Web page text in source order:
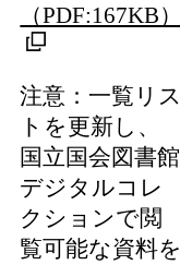
（PDF:167KB）
注意：一覧リス
トを更新し、
国立国会図書館
デジタルコレ
クションで閲
覧可能な資料を